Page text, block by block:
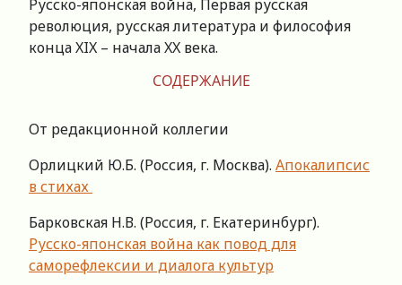
Русско-японская война, Первая русская
революция, русская литература и философия
конца XIX – начала XX века.
СОДЕРЖАНИЕ
От редакционной коллегии
Орлицкий Ю.Б. (Россия, г. Москва). Апокалипсис
в стихах
Барковская Н.В. (Россия, г. Екатеринбург).
Русско-японская война как повод для
саморефлексии и диалога культур